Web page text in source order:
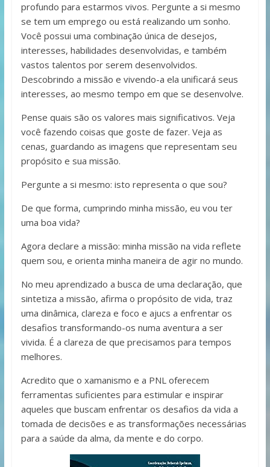
profundo para estarmos vivos. Pergunte a si mesmo
se tem um emprego ou está realizando um sonho.
Você possui uma combinação única de desejos,
interesses, habilidades desenvolvidas, e também
vastos talentos por serem desenvolvidos.
Descobrindo a missão e vivendo-a ela unificará seus
interesses, ao mesmo tempo em que se desenvolve.
Pense quais são os valores mais significativos. Veja
você fazendo coisas que goste de fazer. Veja as
cenas, guardando as imagens que representam seu
propósito e sua missão.
Pergunte a si mesmo: isto representa o que sou?
De que forma, cumprindo minha missão, eu vou ter
uma boa vida?
Agora declare a missão: minha missão na vida reflete
quem sou, e orienta minha maneira de agir no mundo.
No meu aprendizado a busca de uma declaração, que
sintetiza a mis­são, afirma o propósito de vida, traz
uma dinâmica, clareza e foco e ajucs a enfrentar os
desafios transformando-os numa aventura a ser
vivida. É a clareza de que precisamos para tempos
melhores.
Acredito que o xamanismo e a PNL oferecem
ferramentas suficientes para estimular e inspirar
aqueles que buscam enfrentar os desafios da vida a
tomada de decisões e as transformações necessárias
para a saúde da alma, da mente e do corpo.